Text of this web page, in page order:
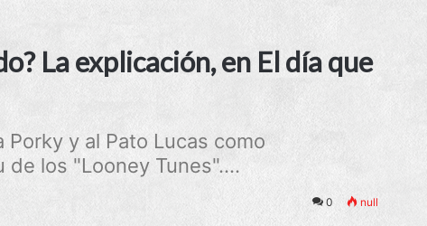
La explicación, en El día que
y al Pato Lucas como
los "Looney Tunes"....
0 null